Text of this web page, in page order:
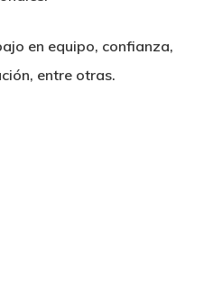
en equipo, confianza,
entre otras.